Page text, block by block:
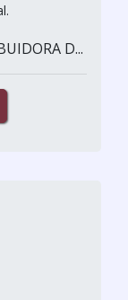
D...